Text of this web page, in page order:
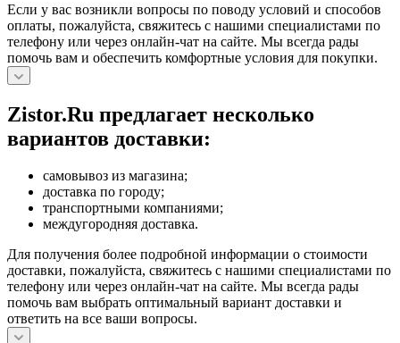
Если у вас возникли вопросы по поводу условий и способов
оплаты, пожалуйста, свяжитесь с нашими специалистами по
телефону или через онлайн-чат на сайте. Мы всегда рады
помочь вам и обеспечить комфортные условия для покупки.
Zistor.Ru предлагает несколько
вариантов доставки:
самовывоз из магазина;
доставка по городу;
транспортными компаниями;
междугородняя доставка.
Для получения более подробной информации о стоимости
доставки, пожалуйста, свяжитесь с нашими специалистами по
телефону или через онлайн-чат на сайте. Мы всегда рады
помочь вам выбрать оптимальный вариант доставки и
ответить на все ваши вопросы.